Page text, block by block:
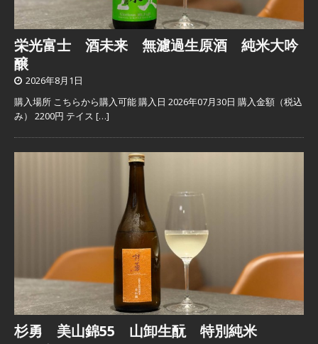
栄光富士 酒未来 無濾過生原酒 純米大吟
醸
2026年8月1日
購入場所 こちらから購入可能 購入日 2026年07月30日 購入金額（税込
み） 2200円 テイス […]
杉勇 美山錦55 山卸生酛 特別純米